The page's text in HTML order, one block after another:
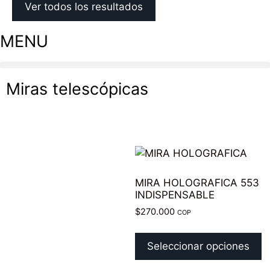
Ver todos los resultados
MENU
Miras telescópicas
MIRA HOLOGRAFICA 553
INDISPENSABLE
$270.000 COP
Seleccionar opciones